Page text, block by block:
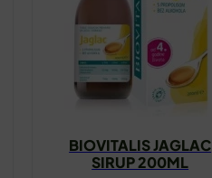
BIOVITALIS JAGLAC
SIRUP 200ML